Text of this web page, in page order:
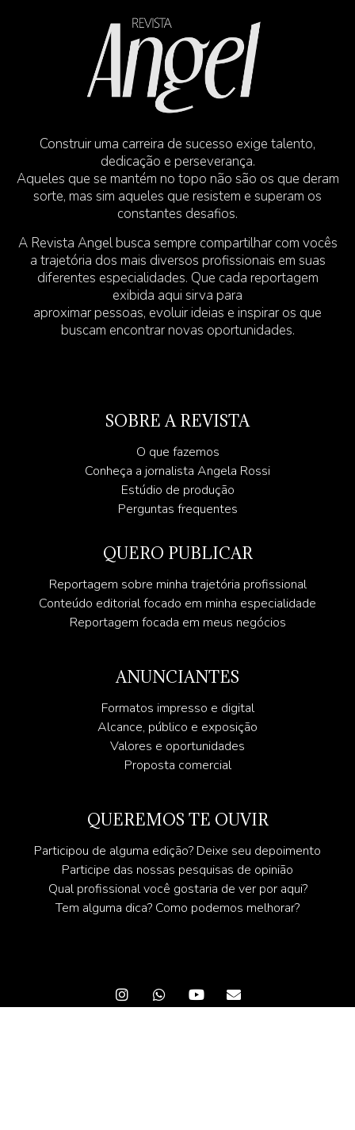
Construir uma carreira de sucesso exige talento,
dedicação e perseverança.
Aqueles que se mantém no topo não são os que deram
sorte, mas sim aqueles que resistem e superam os
constantes desafios.
A Revista Angel busca sempre compartilhar com vocês
a trajetória dos mais diversos profissionais em suas
diferentes especialidades. Que cada reportagem
exibida aqui sirva para
aproximar pessoas, evoluir ideias e inspirar os que
buscam encontrar novas oportunidades.
SOBRE A REVISTA
O que fazemos
Conheça a jornalista Angela Rossi
Estúdio de produção
Perguntas frequentes
QUERO PUBLICAR
Reportagem sobre minha trajetória profissional
Conteúdo editorial focado em minha especialidade
Reportagem focada em meus negócios
ANUNCIANTES
Formatos impresso e digital
Alcance, público e exposição
Valores e oportunidades
Proposta comercial
QUEREMOS TE OUVIR
Participou de alguma edição? Deixe seu depoimento
Participe das nossas pesquisas de opinião
Qual profissional você gostaria de ver por aqui?
Tem alguma dica? Como podemos melhorar?